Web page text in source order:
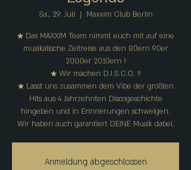
Sa., 29. Juli
  |
Maxxim Club Berlin
★ Das MAXXIM Team nimmt euch mit auf eine
musikalische Zeitreise aus den 80ern 90er
2000er 2010ern !
★ Wir machen D.I.S.C.O. !!
★ Lasst uns zusammen dem Vibe der größten
Hits aus 4 Jahrzehnten Discogeschichte
hingeben und in Erinnerungen schwelgen.
Anmeldung abgeschlossen